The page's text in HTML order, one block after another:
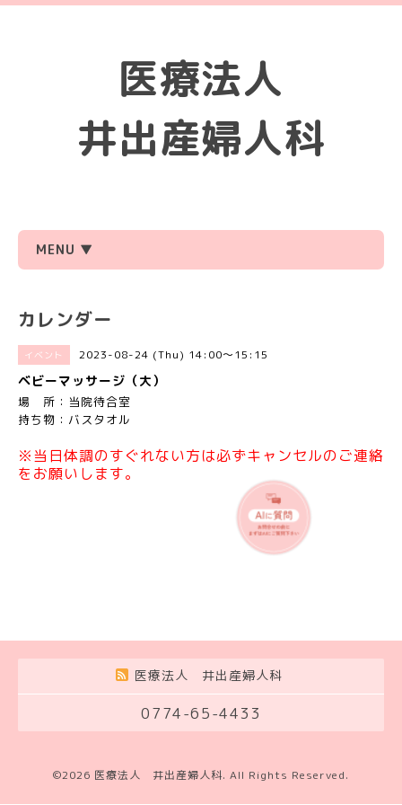
医療法人
井出産婦人科
MENU ▼
カレンダー
イベント 2023-08-24 (Thu) 14:00～15:15
ベビーマッサージ（大）
場 所：当院待合室
持ち物：バスタオル
※当日体調のすぐれない方は必ずキャンセルのご連絡
をお願いします。
医療法人 井出産婦人科
0774-65-4433
©2026 医療法人 井出産婦人科. All Rights Reserved.